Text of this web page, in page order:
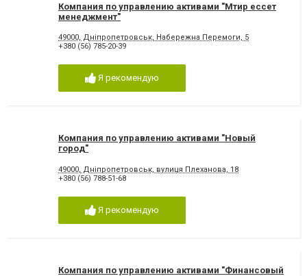
Компания по управлению активами "Мтир ессет
менеджмент"
49000, Дніпропетровськ, Набережна Перемоги, 5
+380 (56) 785-20-39
Я рекомендую
Компания по управлению активами "Новый
город"
49000, Дніпропетровськ, вулиця Плеханова, 18
+380 (56) 788-51-68
Я рекомендую
Компания по управлению активами "Финансовый